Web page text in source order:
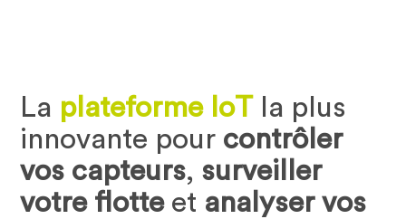
La plateforme IoTla plus
innovante pour contrôler
vos capteurs, surveiller
votre flotteet analyser vos